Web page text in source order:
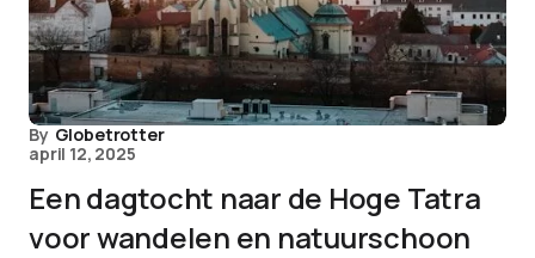
By Globetrotter
april 12, 2025
Een dagtocht naar de Hoge Tatra
voor wandelen en natuurschoon